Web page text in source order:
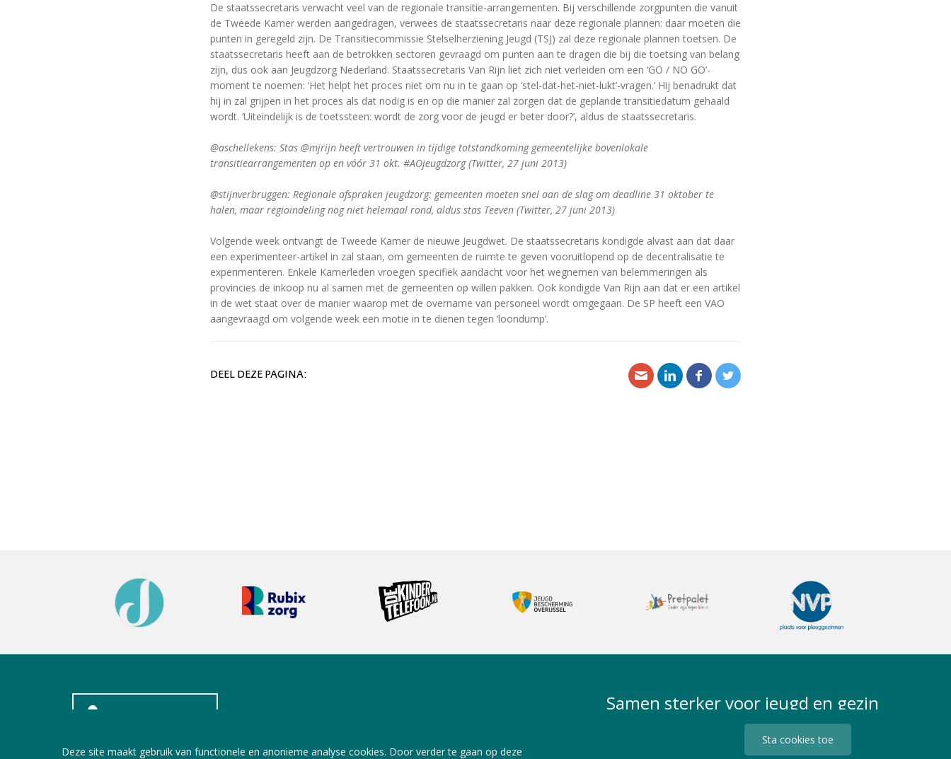
De staatssecretaris verwacht veel van de regionale transitie-arrangementen. Bij verschillende zorgpunten die vanuit
de Tweede Kamer werden aangedragen, verwees de staatssecretaris naar deze regionale plannen: daar moeten die
punten in geregeld zijn. De Transitiecommissie Stelselherziening Jeugd (TSJ) zal deze regionale plannen toetsen. De
staatssecretaris heeft aan de betrokken sectoren gevraagd om punten aan te dragen die bij die toetsing van belang
zijn, dus ook aan Jeugdzorg Nederland. Staatssecretaris Van Rijn liet zich niet verleiden om een ‘GO / NO GO’-
moment te noemen: ‘Het helpt het proces niet om nu in te gaan op ‘stel-dat-het-niet-lukt’-vragen.’ Hij benadrukt dat
hij in zal grijpen in het proces als dat nodig is en op die manier zal zorgen dat de geplande transitiedatum gehaald
wordt. ‘Uiteindelijk is de toetssteen: wordt de zorg voor de jeugd er beter door?’, aldus de staatssecretaris.
@aschellekens: Stas @mjrijn heeft vertrouwen in tijdige totstandkoming gemeentelijke bovenlokale
transitiearrangementen op en vóór 31 okt. #AOjeugdzorg (Twitter, 27 juni 2013)
@stijnverbruggen: Regionale afspraken jeugdzorg: gemeenten moeten snel aan de slag om deadline 31 oktober te
halen, maar regioindeling nog niet helemaal rond, aldus stas Teeven (Twitter, 27 juni 2013)
Volgende week ontvangt de Tweede Kamer de nieuwe Jeugdwet. De staatssecretaris kondigde alvast aan dat daar
een experimenteer-artikel in zal staan, om gemeenten de ruimte te geven vooruitlopend op de decentralisatie te
experimenteren. Enkele Kamerleden vroegen specifiek aandacht voor het wegnemen van belemmeringen als
provincies de inkoop nu al samen met de gemeenten op willen pakken. Ook kondigde Van Rijn aan dat er een artikel
in de wet staat over de manier waarop met de overname van personeel wordt omgegaan. De SP heeft een VAO
aangevraagd om volgende week een motie in te dienen tegen ‘loondump’.
DEEL DEZE PAGINA:
Samen sterker voor jeugd en gezin
Deze site maakt gebruik van functionele en anonieme analyse cookies. Door verder te gaan op deze
Sta cookies toe